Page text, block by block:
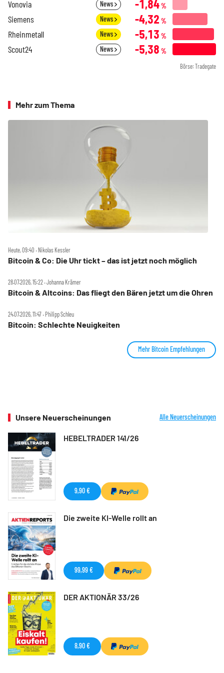
Vonovia News -1,84%
Siemens News -4,32 %
Rheinmetall News -5,13 %
Scout24 News -5,38 %
Börse: Tradegate
Mehr zum Thema
Heute, 09:40 ‧ Nikolas Kessler
Bitcoin & Co: Die Uhr tickt – das ist jetzt noch möglich
28.07.2026, 15:22 ‧ Johanna Krämer
Bitcoin & Altcoins: Das fliegt den Bären jetzt um die Ohren
24.07.2026, 11:47 ‧ Philipp Schleu
Bitcoin: Schlechte Neuigkeiten
Mehr Bitcoin Empfehlungen
Unsere Neuerscheinungen Alle Neuerscheinungen
HEBELTRADER 141/26
9,90 €
Die zweite KI-Welle rollt an
99,99 €
DER AKTIONÄR 33/26
8,90 €